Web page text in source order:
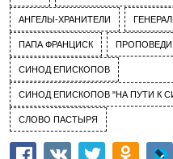
АНГЕЛЫ-ХРАНИТЕЛИ
ПАПА ФРАНЦИСК ПРОПОВЕДИ
СИНОД ЕПИСКОПОВ
СИНОД ЕПИСКОПОВ "НА ПУТИ К
СЛОВО ПАСТЫРЯ